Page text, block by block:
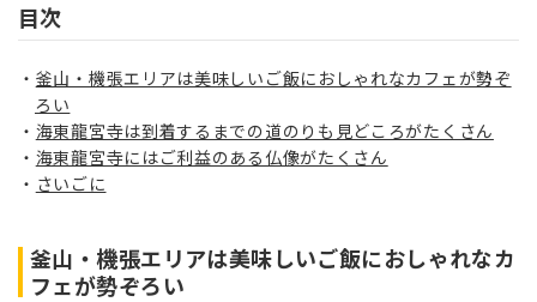
目次
釜山・機張エリアは美味しいご飯におしゃれなカフェが勢ぞ
ろい
海東龍宮寺は到着するまでの道のりも見どころがたくさん
海東龍宮寺にはご利益のある仏像がたくさん
さいごに
釜山・機張エリアは美味しいご飯におしゃれなカ
フェが勢ぞろい